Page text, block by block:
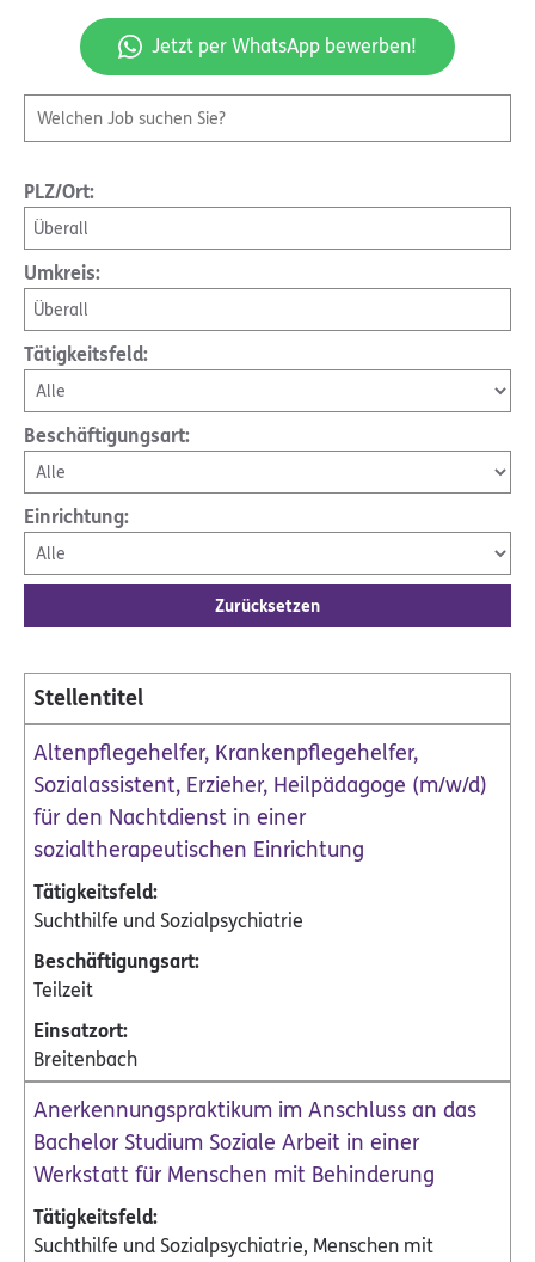
Jetzt per WhatsApp bewerben!
PLZ/Ort:
Überall
Umkreis:
Überall
Tätigkeitsfeld:
Beschäftigungsart:
Einrichtung:
Zurücksetzen
Stellentitel
Altenpflegehelfer, Krankenpflegehelfer,
Sozialassistent, Erzieher, Heilpädagoge (m/w/d)
für den Nachtdienst in einer
sozialtherapeutischen Einrichtung
Suchthilfe und Sozialpsychiatrie
Teilzeit
Breitenbach
Anerkennungspraktikum im Anschluss an das
Bachelor Studium Soziale Arbeit in einer
Werkstatt für Menschen mit Behinderung
Suchthilfe und Sozialpsychiatrie, Menschen mit